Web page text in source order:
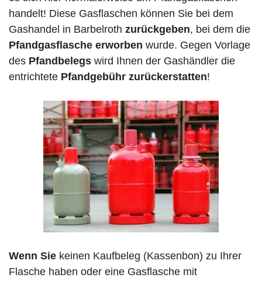
handelt! Diese Gasflaschen können Sie bei dem
Gashandel in Barbelroth zurückgeben, bei dem die
Pfandgasflasche erworben wurde. Gegen Vorlage
des Pfandbelegs wird Ihnen der Gashändler die
entrichtete Pfandgebühr zurückerstatten!
Wenn Sie keinen Kaufbeleg (Kassenbon) zu Ihrer
Flasche haben oder eine Gasflasche mit